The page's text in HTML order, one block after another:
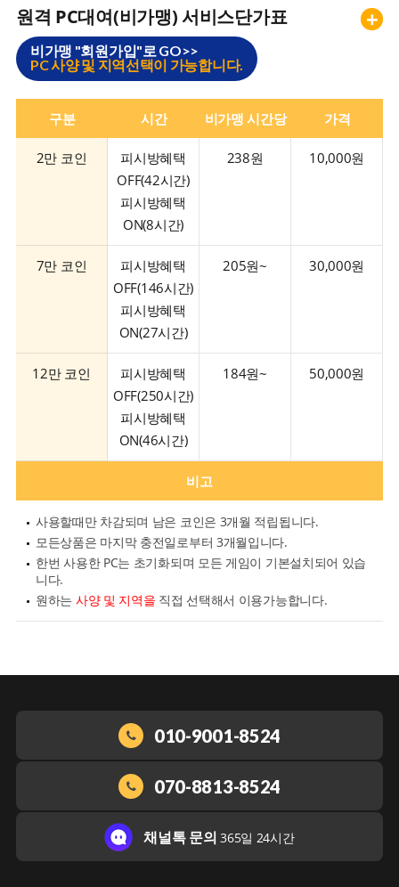
원격 PC대여(비가맹) 서비스단가표 +
비가맹 "회원가입"로 GO>>
PC 사양 및 지역선택이 가능합니다.
구분 시간 비가맹 시간당 가격
비고
2만 코인
피시방혜택
OFF(42시간)
피시방혜택
ON(8시간)
238원 10,000원
사용할때만 차감되며 남은 코인은 3개월 적립됩니다.
모든상품은 마지막 충전일로부터 3개월입니다.
한번 사용한 PC는 초기화되며 모든 게임이 기본설치되어 있습
니다.
원하는 사양 및 지역을 직접 선택해서 이용가능합니다.
7만 코인
피시방혜택
OFF(146시간)
피시방혜택
ON(27시간)
205원~ 30,000원
12만 코인
피시방혜택
OFF(250시간)
피시방혜택
ON(46시간)
184원~ 50,000원
010-9001-8524
070-8813-8524
채널톡 문의365일 24시간